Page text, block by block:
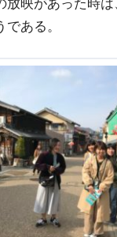
放映があった時
ある。